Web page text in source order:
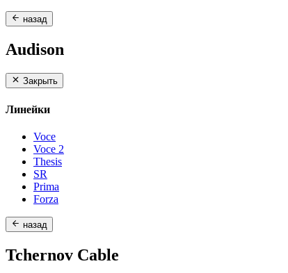
назад
Audison
Закрыть
Линейки
Voce
Voce 2
Thesis
SR
Prima
Forza
назад
Tchernov Cable